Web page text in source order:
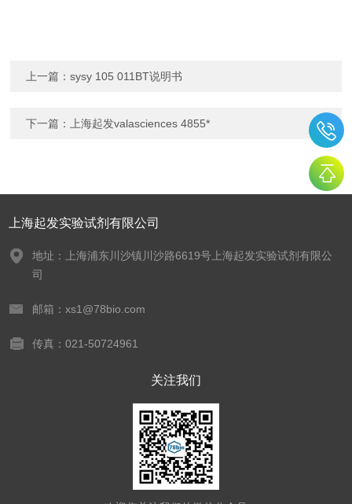
上一篇：sysy 105 011BT说明书
下一篇： 上海起发valasciences 4855*
上海起发实验试剂有限公司
地址：上海浦东川沙镇川沙路6619号上海起发实验试剂有限公
司
邮箱：xs1@78bio.com
传真：021-50724961
关注我们